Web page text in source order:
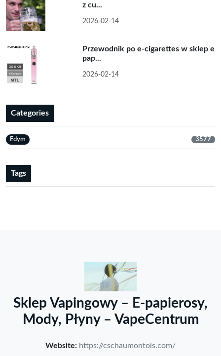
z cu...
2026-02-14
Przewodnik po e-cigarettes w sklep e
pap...
2026-02-14
Categories
Edym 3577
Tags
Sklep Vapingowy – E-papierosy,
Mody, Płyny – VapeCentrum
Website: https://cschaumontois.com/